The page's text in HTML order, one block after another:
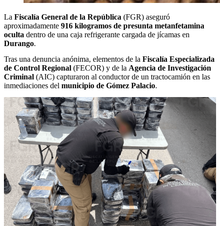
La Fiscalía General de la República (FGR) aseguró
aproximadamente 916 kilogramos de presunta metanfetamina
oculta dentro de una caja refrigerante cargada de jícamas en
Durango.
Tras una denuncia anónima, elementos de la Fiscalía Especializada
de Control Regional (FECOR) y de la Agencia de Investigación
Criminal (AIC) capturaron al conductor de un tractocamión en las
inmediaciones del municipio de Gómez Palacio.